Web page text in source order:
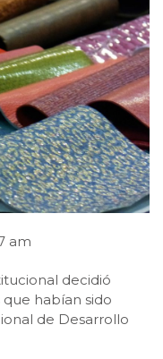
am
decidió
habían sido
de Desarrollo